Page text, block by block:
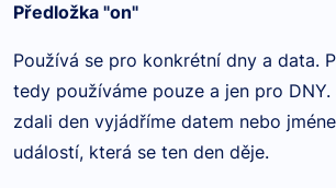
Předložka "on"
Používá se pro konkrétní dny a data.
tedy používáme pouze a jen pro DNY.
zdali den vyjádříme datem nebo
událostí, která se ten den děje.